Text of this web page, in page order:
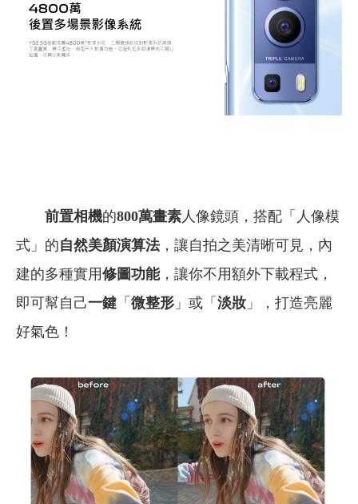
前置相機的800萬畫素人像鏡頭，搭配「人像模
式」的自然美顏演算法，讓自拍之美清晰可見，內
建的多種實用修圖功能，讓你不用額外下載程式，
即可幫自己一鍵 「 微整形 」或「 淡妝 」，打造亮麗
好氣色！